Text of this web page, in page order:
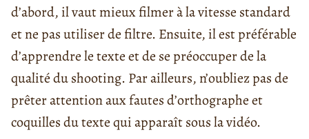
d’abord, il vaut mieux filmer à la vitesse standard
et ne pas utiliser de filtre. Ensuite, il est préférable
d’apprendre le texte et de se préoccuper de la
qualité du shooting. Par ailleurs, n’oubliez pas de
prêter attention aux fautes d’orthographe et
coquilles du texte qui apparaît sous la vidéo.